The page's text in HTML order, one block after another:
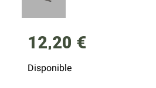
12,20 €
Disponible